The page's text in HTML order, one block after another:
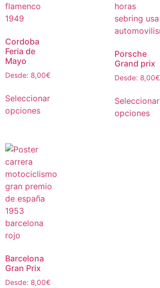
Cordoba
Feria de
Mayo
Desde: 8,00€
Seleccionar
opciones
Porsche
Grand prix
Desde: 8,00€
Seleccionar
opciones
Barcelona
Gran Prix
Desde: 8,00€